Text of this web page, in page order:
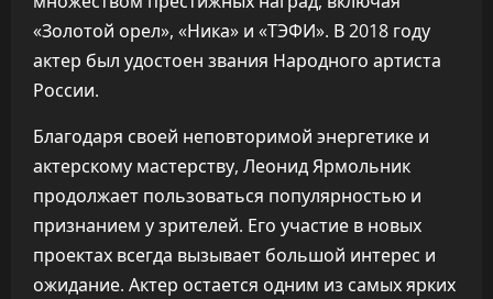
«Золотой орел», «Ника» и «ТЭФИ». В 2018 году
актер был удостоен звания Народного артиста
России.
Благодаря своей неповторимой энергетике и
актерскому мастерству, Леонид Ярмольник
продолжает пользоваться популярностью и
признанием у зрителей. Его участие в новых
проектах всегда вызывает большой интерес и
ожидание. Актер остается одним из самых ярких